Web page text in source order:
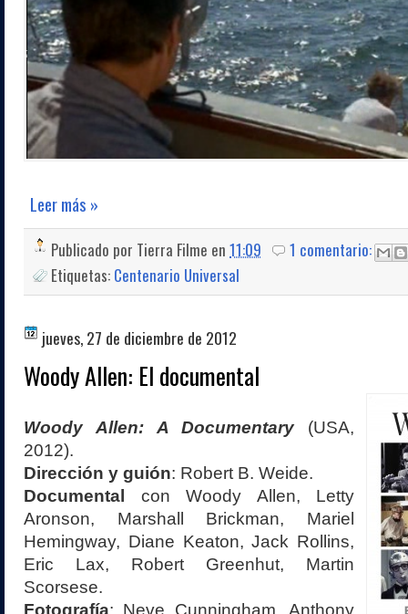
Leer más »
Publicado por Tierra Filme en 11:09
1 comentario:
Etiquetas: Centenario Universal
jueves, 27 de diciembre de 2012
Woody Allen: El documental
Woody Allen: A Documentary (USA,
2012).
Dirección y guión: Robert B. Weide.
Documental
con Woody Allen, Letty
Aronson, Marshall Brickman, Mariel
Hemingway, Diane Keaton, Jack Rollins,
Eric Lax, Robert Greenhut, Martin
Scorsese.